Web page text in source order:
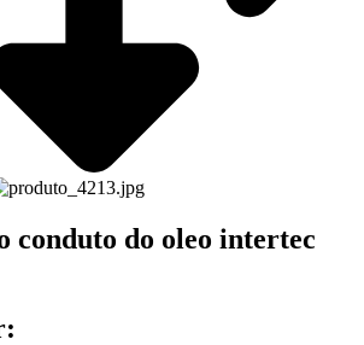
conduto do oleo intertec